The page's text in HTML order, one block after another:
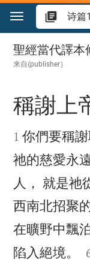
跳转到内容
诗篇 107
聖經當代譯本
来自{publisher｝

稱謝上

1 你們要稱
祂的慈愛永
人， 就是祂
西南北招聚
在曠野中飄
陷入絕境。